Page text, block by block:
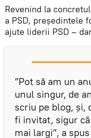
Revenind la
a PSD, președintele
ajute liderii PSD –
”Pot să am un
unul singur, de
scriu pe blog, și,
fi invitat, sigur
mai largi”, a